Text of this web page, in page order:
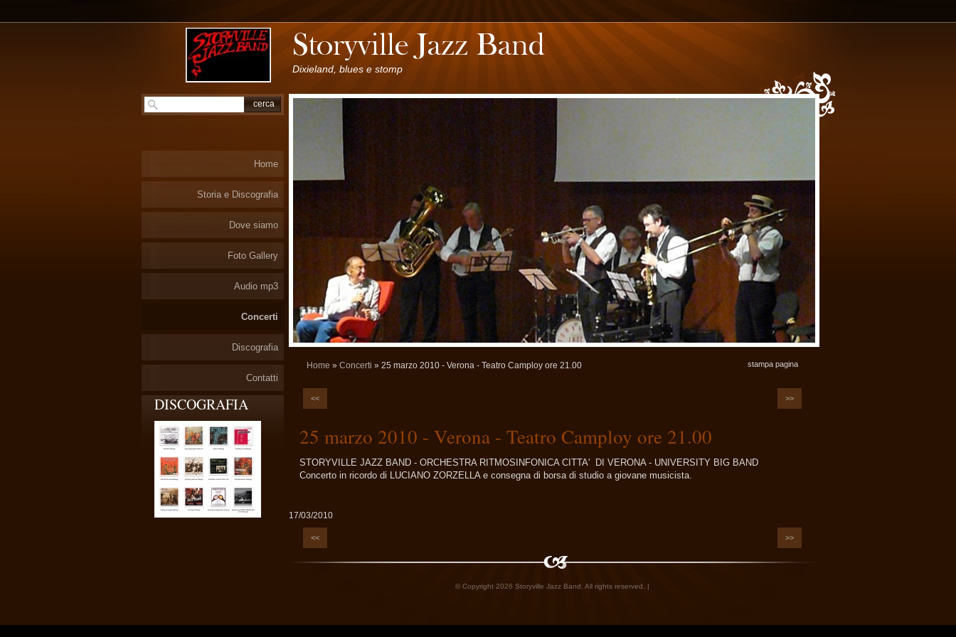
Dixieland, blues e stomp
Home » Concerti » 25 marzo 2010 - Verona - Teatro Camploy ore 21.00 stampa pagina
<< >>
25 marzo 2010 - Verona - Teatro Camploy ore 21.00
STORYVILLE JAZZ BAND - ORCHESTRA RITMOSINFONICA CITTA' DI VERONA - UNIVERSITY BIG BAND
Concerto in ricordo di LUCIANO ZORZELLA e consegna di borsa di studio a giovane musicista.
17/03/2010
<< >>
Home
Storia e Discografia
Dove siamo
Foto Gallery
Audio mp3
Concerti
Discografia
Contatti
DISCOGRAFIA
© Copyright 2026 Storyville Jazz Band. All rights reserved. |